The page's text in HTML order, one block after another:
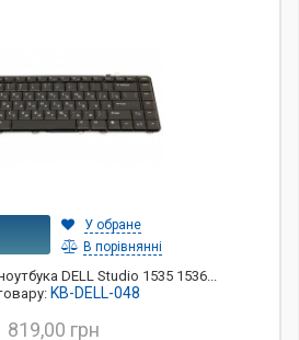
У обране
В порівнянні
DELL Studio 1535 1536...
KB-DELL-048
819,00 грн